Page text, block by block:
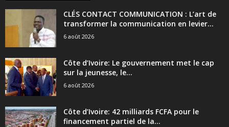
CLÉS CONTACT COMMUNICATION : L’art de
transformer la communication en levier...
6 août 2026
Côte d’Ivoire: Le gouvernement met le cap
sur la jeunesse, le...
6 août 2026
Côte d’Ivoire: 42 milliards FCFA pour le
financement partiel de la...